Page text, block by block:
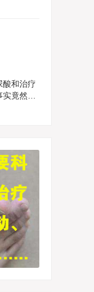
酸和治疗
竟然是